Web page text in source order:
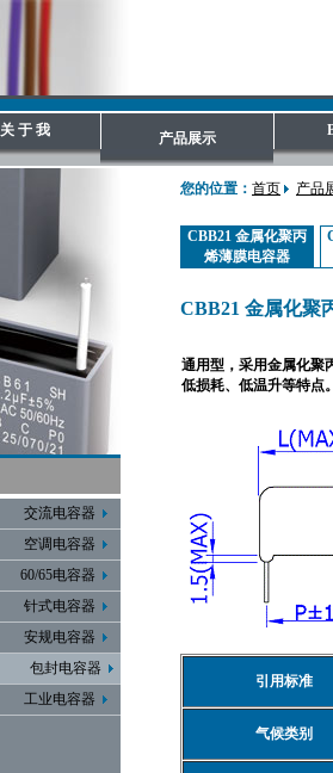
关 于 我 产品展示
您的位置： 首页 产品
CBB21 金属化聚丙
烯薄膜电容器
CBB21 金属化聚
通用型，采用金属化聚
低损耗、低温升等特点
引用标准
气候类别
交流电容器
空调电容器
60/65电容器
针式电容器
安规电容器
包封电容器
工业电容器